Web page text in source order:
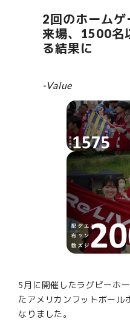
2回のホーム
来場、1500名
る結果に
-Value
5月に開催したラグビーホ
たアメリカンフットボール
なりました。